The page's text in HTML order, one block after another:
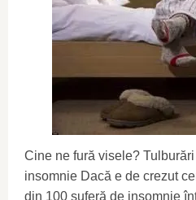
Cine ne fură visele?
insomnie Dacă e de crezut
din 100 suferă de insomnie